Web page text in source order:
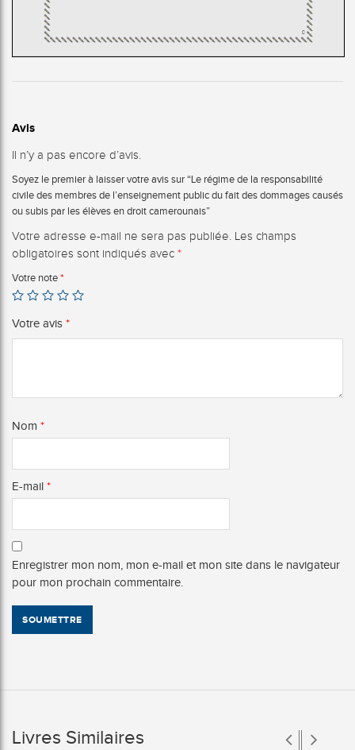
Avis
Il n’y a pas encore d’avis.
Soyez le premier à laisser votre avis sur “Le régime de la responsabilité
civile des membres de l’enseignement public du fait des dommages causés
ou subis par les élèves en droit camerounais”
Votre adresse e-mail ne sera pas publiée. Les champs
obligatoires sont indiqués avec *
Votre note *
Votre avis *
Nom *
E-mail *
Enregistrer mon nom, mon e-mail et mon site dans le navigateur
pour mon prochain commentaire.
Livres Similaires